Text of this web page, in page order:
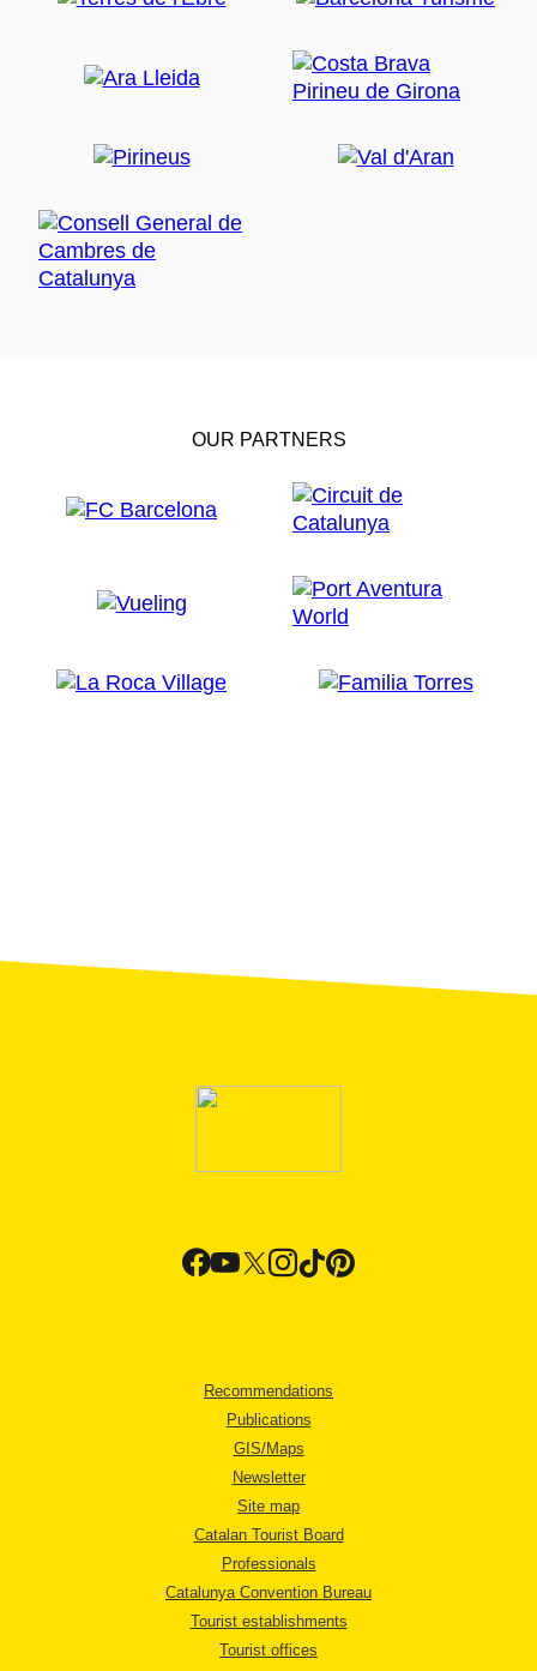
OUR PARTNERS
Recommendations
Publications
GIS/Maps
Newsletter
Site map
Catalan Tourist Board
Professionals
Catalunya Convention Bureau
Tourist establishments
Tourist offices